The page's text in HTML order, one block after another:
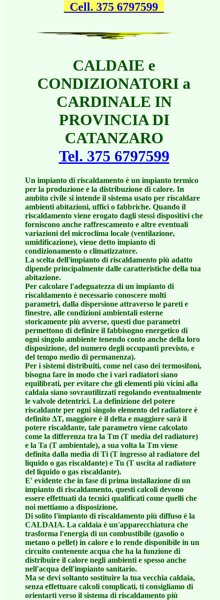
Cell. 375 6797599
CALDAIE e
CONDIZIONATORI a
CARDINALE IN
PROVINCIA DI
CATANZARO
Tel. 375 6797599
Un impianto di riscaldamento è un impianto termico
per la produzione e la distribuzione di calore. In
ambito civile si intende il sistema usato per riscaldare
ambienti abitazioni, uffici o fabbriche. Quando il
riscaldamento viene erogato dagli stessi dispositivi che
forniscono anche raffrescamento e altre eventuali
variazioni del microclima locale (ventilazione,
umidificazione), viene detto impianto di
condizionamento o climatizzatore.
La scelta dell'impianto di riscaldamento più adatto
dipende principalmente dalle caratteristiche della tua
abitazione.
Per calcolare l'adeguatezza di un impianto di
riscaldamento è necessario conoscere molti
parametri, dalla dispersione attraverso le pareti e
finestre, alle condizioni ambientali esterne
storicamente più avverse, questi due parametri
permettono di definire il fabbisogno energetico di
ogni singolo ambiente tenendo conto anche della loro
disposizione, del numero degli occupanti previsto, e
del tempo medio di permanenza).
Per i sistemi distribuiti, come nel caso dei termosifoni,
bisogna fare in modo che i vari radiatori siano
equilibrati, per evitare che gli elementi più vicini alla
caldaia siano sovrautilizzati regolando eventualmente
le valvole detentrici. La definizione del potere
riscaldante per ogni singolo elemento del radiatore è
definito ΔT, maggiore è il delta e maggiore sarà il
potere riscaldante, tale parametro viene calcolato
come la differenza tra la Tm (T media del radiatore)
e la Ta (T ambientale), a sua volta la Tm viene
definita dalla media di Ti (T ingresso al radiatore del
liquido o gas riscaldante) e Tu (T uscita al radiatore
del liquido o gas riscaldante).
E' evidente che in fase di prima installazione di un
impianto di riscaldamento, questi calcoli devono
essere effettuati da tecnici qualificati come quelli che
noi mettiamo a disposizione.
Di solito l'impianto di riscaldamento più diffuso è la
CALDAIA. La caldaia è un'apparecchiatura che
trasforma l'energia di un combustibile (gasolio o
metano o pellet) in calore e lo rende disponibile in un
circuito contenente acqua che ha la funzione di
distribuire il calore negli ambienti e spesso anche
nell'acqua dell'impianto sanitario.
Ma se devi soltanto sostituire la tua vecchia caldaia,
senza effettuare calcoli complicati, ti consigliamo di
orientarti verso il sistema di riscaldamento più